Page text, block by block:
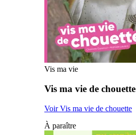
Vis ma vie
Vis ma vie de chouette
Voir Vis ma vie de chouette
À paraître